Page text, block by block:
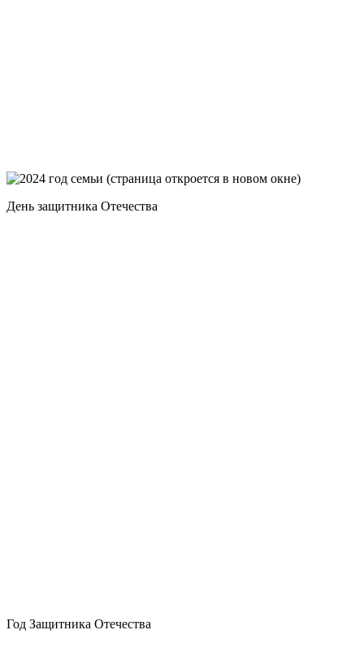
День защитника Отечества
Год Защитника Отечества